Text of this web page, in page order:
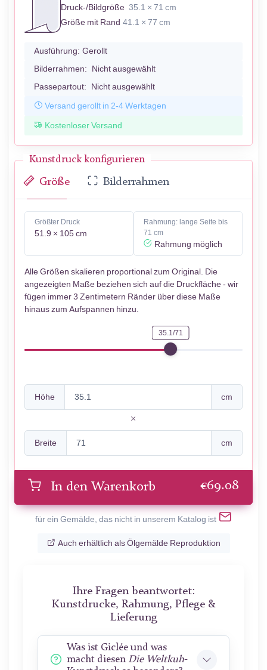
Druck-/Bildgröße 35.1 × 71 cm
Größe mit Rand 41.1 × 77 cm
Ausführung: Gerollt
Bilderrahmen: Nicht ausgewählt
Passepartout: Nicht ausgewählt
Versand gerollt in 2-4 Werktagen
Kostenloser Versand
Kunstdruck konfigurieren
Größe Bilderrahmen
Größter Druck
51.9 × 105 cm
Rahmung: lange Seite bis
71 cm
Rahmung möglich
Alle Größen skalieren proportional zum Original. Die
angezeigten Maße beziehen sich auf die Druckfläche - wir
fügen immer 3 Zentimetern Ränder über diese Maße
hinaus zum Aufspannen hinzu.
35.1/71
Höhe cm
Breite cm
In den Warenkorb €69.08
für ein Gemälde, das nicht in unserem Katalog ist
Auch erhältlich als Ölgemälde Reproduktion
Ihre Fragen beantwortet:
Kunstdrucke, Rahmung, Pflege &
Lieferung
Was ist Giclée und was
macht diesen Die Weltkuh-